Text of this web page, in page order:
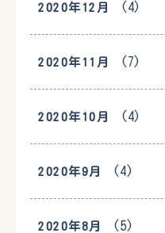
2020年12月 (4)
2020年11月 (7)
2020年10月 (4)
2020年9月 (4)
2020年8月 (5)